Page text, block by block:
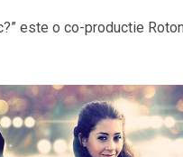
este o co-productie